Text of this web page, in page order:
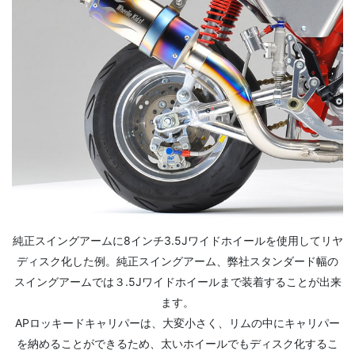
純正スイングアームに8インチ3.5Jワイドホイールを使用してリヤ
ディスク化した例。純正スイングアーム、弊社スタンダード幅の
スイングアームでは３.5Jワイドホイールまで装着することが出来
ます。
APロッキードキャリパーは、大変小さく、リムの中にキャリパー
を納めることができるため、太いホイールでもディスク化するこ